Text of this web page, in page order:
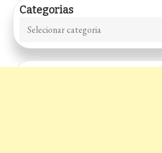
Categorias
Categorias